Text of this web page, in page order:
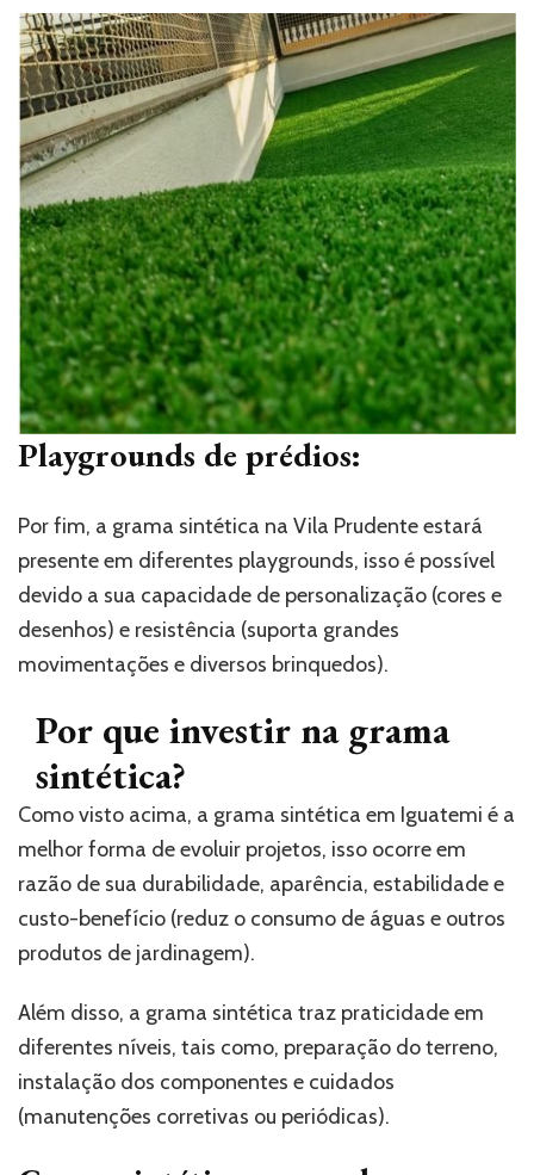
Playgrounds de prédios:
Por fim, a grama sintética na Vila Prudente estará
presente em diferentes playgrounds, isso é possível
devido a sua capacidade de personalização (cores e
desenhos) e resistência (suporta grandes
movimentações e diversos brinquedos).
Por que investir na grama
sintética?
Como visto acima, a grama sintética em Iguatemi é a
melhor forma de evoluir projetos, isso ocorre em
razão de sua durabilidade, aparência, estabilidade e
custo-benefício (reduz o consumo de águas e outros
produtos de jardinagem).
Além disso, a grama sintética traz praticidade em
diferentes níveis, tais como, preparação do terreno,
instalação dos componentes e cuidados
(manutenções corretivas ou periódicas).